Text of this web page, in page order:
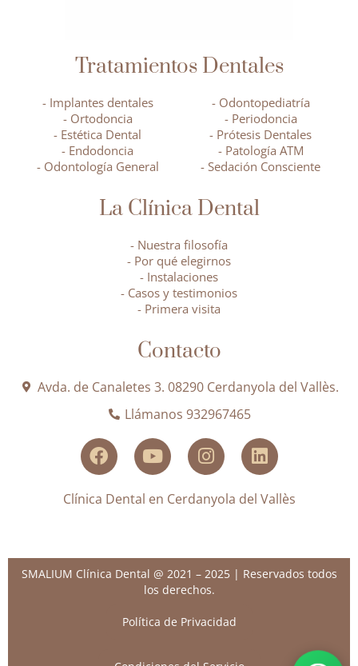
Tratamientos Dentales
- Implantes dentales
- Ortodoncia
- Estética Dental
- Endodoncia
- Odontología General
- Odontopediatría
- Periodoncia
- Prótesis Dentales
- Patología ATM
- Sedación Consciente
La Clínica Dental
- Nuestra filosofía
- Por qué elegirnos
- Instalaciones
- Casos y testimonios
- Primera visita
Contacto
Avda. de Canaletes 3. 08290 Cerdanyola del Vallès.
Llámanos 932967465
Clínica Dental en Cerdanyola del Vallès
SMALIUM Clínica Dental @ 2021 – 2025 | Reservados todos
los derechos.
Política de Privacidad